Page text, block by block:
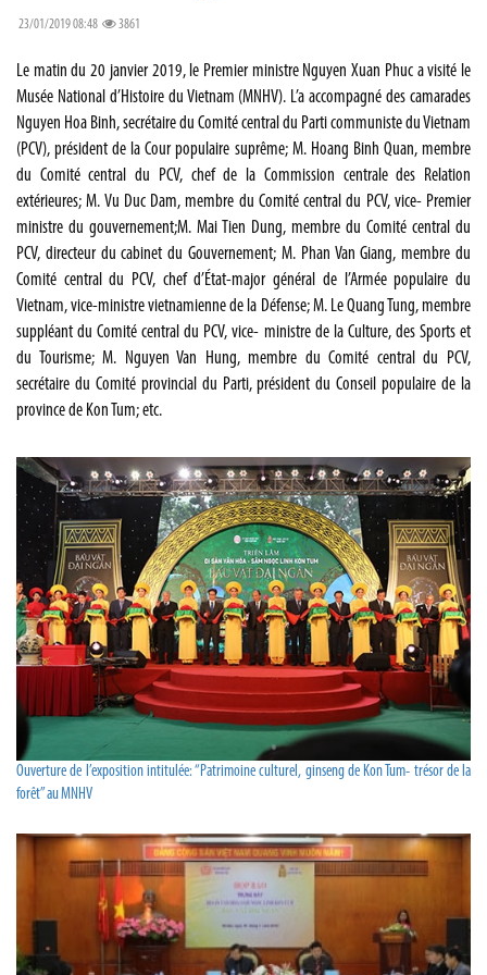
23/01/2019 08:48 3861
Le matin du 20 janvier 2019, le Premier ministre Nguyen Xuan Phuc a visité le
Musée National d’Histoire du Vietnam (MNHV). L’a accompagné des camarades
Nguyen Hoa Binh, secrétaire du Comité central du Parti communiste du Vietnam
(PCV), président de la Cour populaire suprême; M. Hoang Binh Quan, membre
du Comité central du PCV, chef de la Commission centrale des Relation
extérieures; M. Vu Duc Dam, membre du Comité central du PCV, vice- Premier
ministre du gouvernement;M. Mai Tien Dung, membre du Comité central du
PCV, directeur du cabinet du Gouvernement; M. Phan Van Giang, membre du
Comité central du PCV, chef d’État-major général de l’Armée populaire du
Vietnam, vice-ministre vietnamienne de la Défense; M. Le Quang Tung, membre
suppléant du Comité central du PCV, vice- ministre de la Culture, des Sports et
du Tourisme; M. Nguyen Van Hung, membre du Comité central du PCV,
secrétaire du Comité provincial du Parti, président du Conseil populaire de la
province de Kon Tum; etc.
Ouverture de l’exposition intitulée: “Patrimoine culturel, ginseng de Kon Tum- trésor de la
forêt” au MNHV